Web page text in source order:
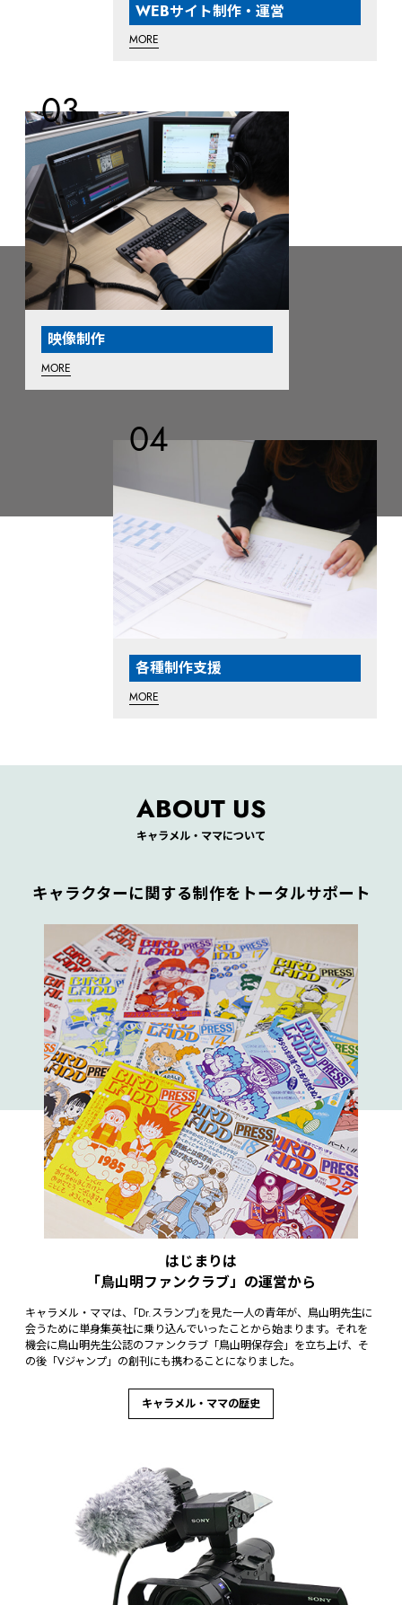
WEBサイト制作・運営
MORE
映像制作
MORE
各種制作支援
MORE
ABOUT US
キャラメル・ママについて
キャラクターに関する制作をトータルサポート
はじまりは
「鳥山明ファンクラブ」の運営から
キャラメル・ママは、｢Dr.スランプ｣を見た一人の青年が、鳥山明先生に
会うために単身集英社に乗り込んでいったことから始まります。それを
機会に鳥山明先生公認のファンクラブ「鳥山明保存会」を立ち上げ、そ
の後「Vジャンプ」の創刊にも携わることになりました。
キャラメル・ママの歴史